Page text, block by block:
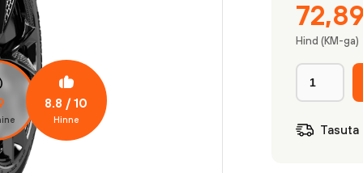
8.8 / 10
Hinne
Hind (KM-ga)
Tasuta